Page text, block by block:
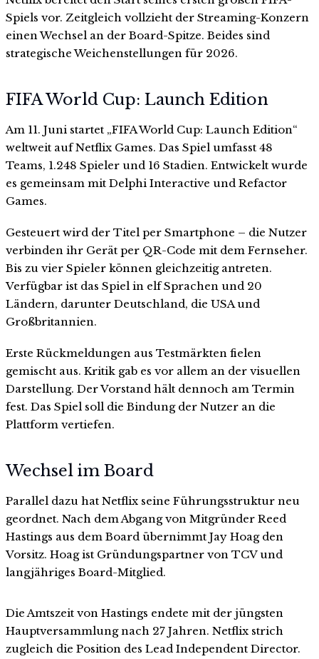
Spiels vor. Zeitgleich vollzieht der Streaming-Konzern
einen Wechsel an der Board-Spitze. Beides sind
strategische Weichenstellungen für 2026.
FIFA World Cup: Launch Edition
Am 11. Juni startet „FIFA World Cup: Launch Edition“
weltweit auf Netflix Games. Das Spiel umfasst 48
Teams, 1.248 Spieler und 16 Stadien. Entwickelt wurde
es gemeinsam mit Delphi Interactive und Refactor
Games.
Gesteuert wird der Titel per Smartphone – die Nutzer
verbinden ihr Gerät per QR-Code mit dem Fernseher.
Bis zu vier Spieler können gleichzeitig antreten.
Verfügbar ist das Spiel in elf Sprachen und 20
Ländern, darunter Deutschland, die USA und
Großbritannien.
Erste Rückmeldungen aus Testmärkten fielen
gemischt aus. Kritik gab es vor allem an der visuellen
Darstellung. Der Vorstand hält dennoch am Termin
fest. Das Spiel soll die Bindung der Nutzer an die
Plattform vertiefen.
Wechsel im Board
Parallel dazu hat Netflix seine Führungsstruktur neu
geordnet. Nach dem Abgang von Mitgründer Reed
Hastings aus dem Board übernimmt Jay Hoag den
Vorsitz. Hoag ist Gründungspartner von TCV und
langjähriges Board-Mitglied.
Die Amtszeit von Hastings endete mit der jüngsten
Hauptversammlung nach 27 Jahren. Netflix strich
zugleich die Position des Lead Independent Director.